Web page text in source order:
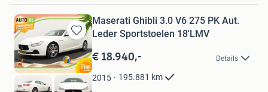
Bewaren
in
Mijn
Favorieten
Maserati Ghibli 3.0 V6 275 PK Aut.
Leder Sportstoelen 18'LMV
€ 18.940,- Details
2015 195.881 km